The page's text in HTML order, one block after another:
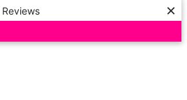
Reviews ×